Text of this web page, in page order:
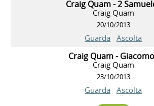
Craig Quam - 2
Craig Quam
20/10/2013
Guarda Ascolta
Craig Quam -
Craig Quam
23/10/2013
Guarda Ascolta